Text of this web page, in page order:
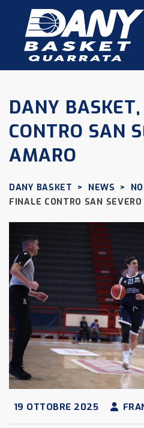
DANY
CONTRO SAN
AMARO
DANY BASKET > NEWS >
FINALE CONTRO SAN
19 OTTOBRE 2025